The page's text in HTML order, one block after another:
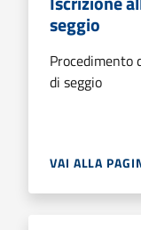
seggio
Procedimento
di seggio
VAI ALLA